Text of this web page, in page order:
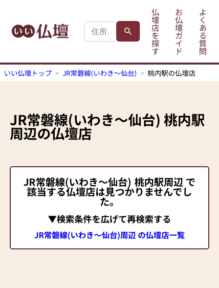
仏
壇
店
を
探
す
お
仏
壇
ガ
イ
ド
よ
く
あ
る
質
問
いい仏壇トップ JR常磐線(いわき～仙台) 桃内駅の仏壇店
JR常磐線(いわき～仙台) 桃内駅
周辺の仏壇店
JR常磐線(いわき～仙台) 桃内駅周辺 で
該当する仏壇店は見つかりませんでし
た。
▼検索条件を広げて再検索する
JR常磐線(いわき～仙台)周辺 の仏壇店一覧